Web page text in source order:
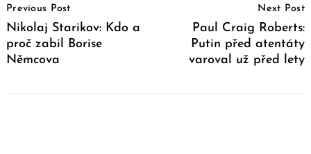
Navigation
Previous Post
Nikolaj Starikov: Kdo a
proč zabil Borise
Němcova
Next Post
Paul Craig Roberts:
Putin před atentáty
varoval už před lety